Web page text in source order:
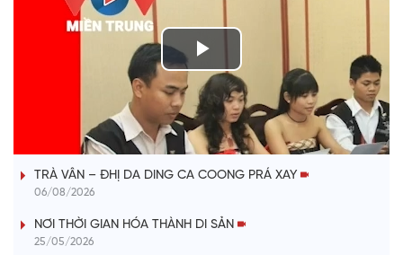
P
l
a
V
VÀI PHÚT DÀNH CHO QUẢNG BÁ
TRÀ VÂN – ĐHỊ DA DING CA COONG PRÁ XAY
06/08/2026
NƠI THỜI GIAN HÓA THÀNH DI SẢN
25/05/2026